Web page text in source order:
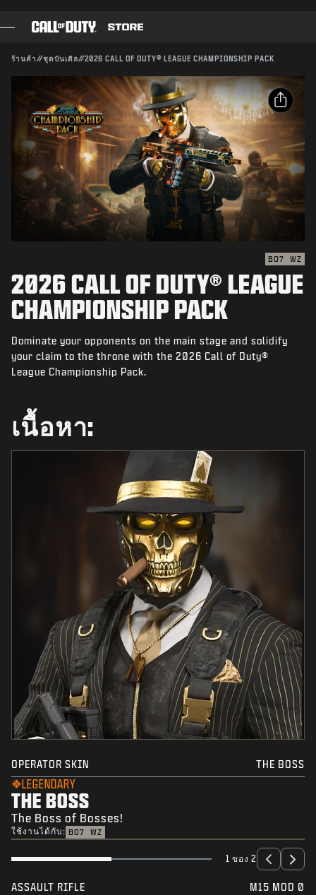
BATTLE PASS
แบล็กเซลล์
แต้ม COD
GEAR SHOP
COMBAT BUILDS
เกม
ข่าว
อีสปอร์ต
การสนับสนุน
ลงชื่อเข้าใช้ |ลงทะเบียน
ร้านค้า//ชุดบันเดิล//2026 CALL OF DUTY® LEAGUE CHAMPIONSHIP PACK
ใช้งานได้กับ:
ยืนยันการซื้อ
ยกเลิก
Activision สามารถอัปเดต แทนที่ หรือลบเนื้อหาภายในเกม
นี้ได้ทุกเมื่อ
แชร์
อีเมล
Facebook
BO7 WZ
2026 CALL OF DUTY® LEAGUE
CHAMPIONSHIP PACK
Dominate your opponents on the main stage and solidify
your claim to the throne with the 2026 Call of Duty®
League Championship Pack.
เนื้อหา:
OPERATOR SKIN THE BOSS
LEGENDARY
THE BOSS
The Boss of Bosses!
ใช้งานได้กับ: BO7 WZ
1 ของ 2
ASSAULT RIFLE M15 MOD 0